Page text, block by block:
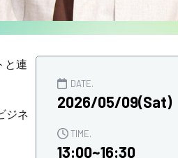
と連
ジネ
DATE.
2026/05/09(Sat)
TIME.
13:00~16:30